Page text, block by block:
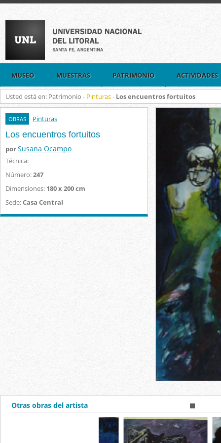
MUSEO MUESTRAS PATRIMONIO ACTIVIDADES
Usted está en: Patrimonio - Pinturas- Los encuentros fortuitos
OBRAS Pinturas
Los encuentros fortuitos
porSusana Ocampo
Técnica:
Número:247
Dimensiones: 180 x 200 cm
Sede:Casa Central
Otras obras del artista